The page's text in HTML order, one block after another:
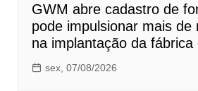
GWM abre cadastro de
pode impulsionar mais de
na implantação da fábrica
sex, 07/08/2026